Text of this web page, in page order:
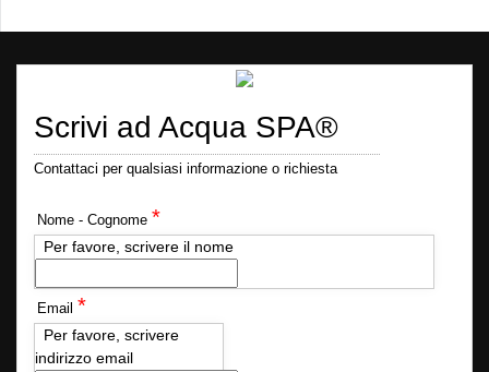
Scrivi ad Acqua SPA®
Contattaci per qualsiasi informazione o richiesta
Nome - Cognome *
Per favore, scrivere il nome
Email *
Per favore, scrivere
indirizzo email